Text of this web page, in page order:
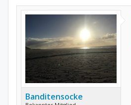
Banditensocke